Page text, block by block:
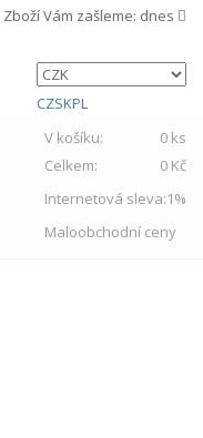
Zboží Vám zašleme: dnes
CZSKPL
V košíku:
0 ks
Celkem:
0 Kč
Internetová sleva:1%
Maloobchodní ceny